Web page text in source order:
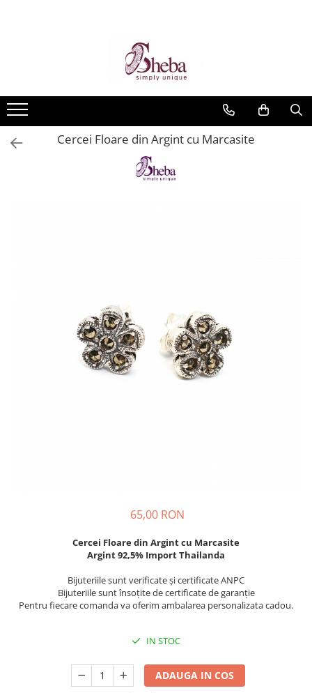
Cercei Floare din Argint cu Marcasite
65,00 RON
Cercei Floare din Argint cu Marcasite
Argint 92,5% Import Thailanda
Bijuteriile sunt verificate şi certificate ANPC
Bijuteriile sunt însoţite de certificate de garanţie
Pentru fiecare comanda va oferim ambalarea personalizata cadou.
IN STOC
ADAUGA IN COS